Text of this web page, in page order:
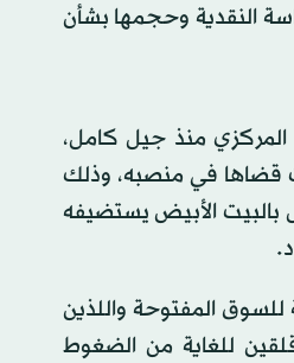
النقدية وحجمها بشأن
المركزي منذ جيل كامل،
حقبة قيادة رئيس «الفيدرالي» المنتهية ولايته جيروم باول بعد 8 سنوات قضاها في منصبه، وذلك
بالبيت الأبيض يستضيفه
المفتوحة واللذين
للغاية من الضغوط